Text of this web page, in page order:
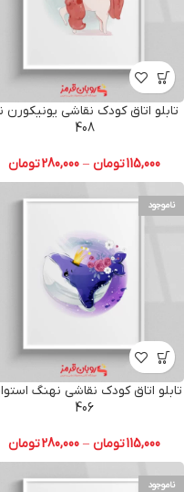
تابلو اتاق کودک نقاشی یونیکورن
408
115,000تومان –
280,000تومان
ناموجود
تابلو اتاق کودک نقاشی نهنگ
406
115,000تومان –
280,000تومان
ناموجود